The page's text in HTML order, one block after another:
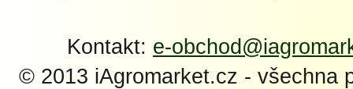
Kontakt: e-
© 2013 iAgromarket.cz - všechna